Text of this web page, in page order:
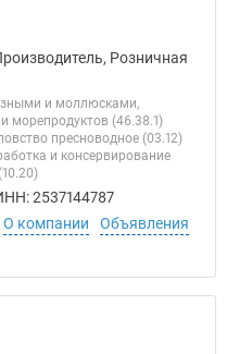
Розничная
и моллюсками,
морепродуктов (46.38.1)
пресноводное (03.12)
и консервирование
2537144787
О компании
Объявления